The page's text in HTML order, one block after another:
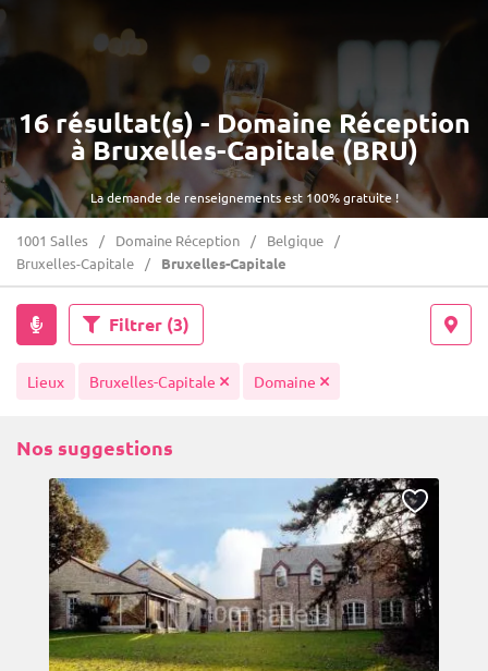
La demande de renseignements est 100% gratuite !
16 résultat(s) - Domaine Réception
à Bruxelles-Capitale (BRU)
1001 Salles Domaine Réception
Belgique
Bruxelles-Capitale
Bruxelles-Capitale
Filtrer (3)
Lieux Bruxelles-Capitale Domaine
Nos suggestions